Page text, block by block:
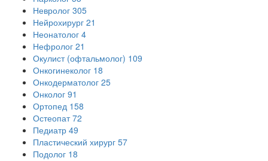
Невролог 305
Нейрохирург 21
Неонатолог 4
Нефролог 21
Окулист (офтальмолог) 109
Онкогинеколог 18
Онкодерматолог 25
Онколог 91
Ортопед 158
Остеопат 72
Педиатр 49
Пластический хирург 57
Подолог 18